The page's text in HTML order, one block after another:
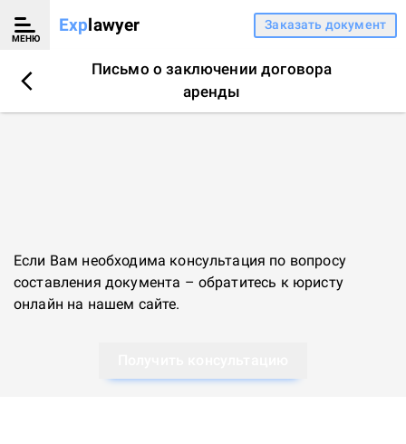
МЕНЮ
Explawyer Заказать документ
Письмо о заключении договора
аренды
Если Вам необходима консультация по вопросу
составления документа – обратитесь к юристу
онлайн на нашем сайте.